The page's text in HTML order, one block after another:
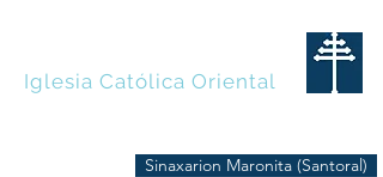
Iglesia Católica Oriental
Sinaxarion Maronita (Santoral)